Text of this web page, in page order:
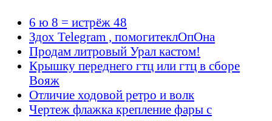
6 ю 8 = истрёж 48
Здох Telegram , помогитеклОпОна
Продам литровый Урал кастом!
Крышку переднего гтц или гтц в сборе
Вояж
Отличие ходовой ретро и волк
Чертеж флажка крепление фары с